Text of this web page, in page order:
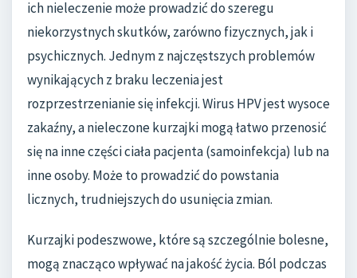
ich nieleczenie może prowadzić do szeregu
niekorzystnych skutków, zarówno fizycznych, jak i
psychicznych. Jednym z najczęstszych problemów
wynikających z braku leczenia jest
rozprzestrzenianie się infekcji. Wirus HPV jest wysoce
zakaźny, a nieleczone kurzajki mogą łatwo przenosić
się na inne części ciała pacjenta (samoinfekcja) lub na
inne osoby. Może to prowadzić do powstania
licznych, trudniejszych do usunięcia zmian.
Kurzajki podeszwowe, które są szczególnie bolesne,
mogą znacząco wpływać na jakość życia. Ból podczas